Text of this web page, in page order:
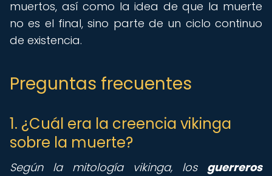
muertos, así como la idea de que la muerte
no es el final, sino parte de un ciclo continuo
de existencia.
Preguntas frecuentes
1. ¿Cuál era la creencia vikinga
sobre la muerte?
Según la mitología vikinga, los guerreros